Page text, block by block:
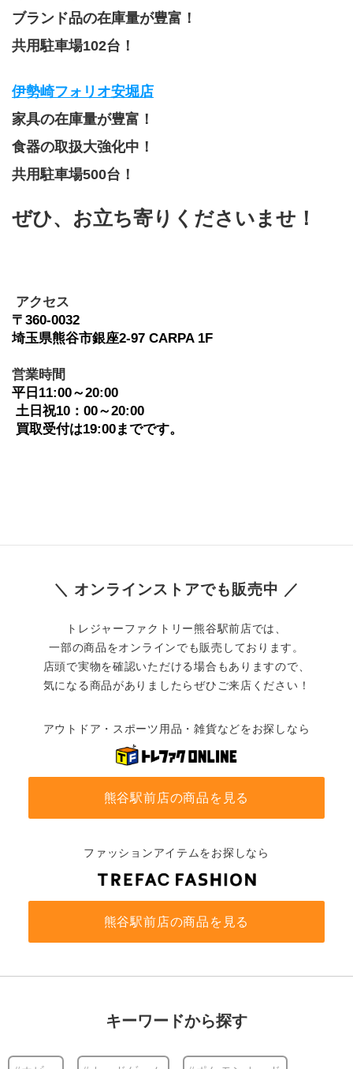
ブランド品の在庫量が豊富！
共用駐車場102台！
伊勢崎フォリオ安堀店
家具の在庫量が豊富！
食器の取扱大強化中！
共用駐車場500台！
ぜひ、お立ち寄りくださいませ！
アクセス
〒360-0032
埼玉県熊谷市銀座2-97 CARPA 1F
﻿営業時間
平日11:00～20:00
土日祝10：00～20:00
買取受付は19:00までです。
＼ オンラインストアでも販売中 ／
トレジャーファクトリー熊谷駅前店では、
一部の商品をオンラインでも販売しております。
店頭で実物を確認いただける場合もありますので、
気になる商品がありましたらぜひご来店ください！
アウトドア・スポーツ用品・雑貨などをお探しなら
熊谷駅前店の商品を見る
ファッションアイテムをお探しなら
熊谷駅前店の商品を見る
キーワードから探す